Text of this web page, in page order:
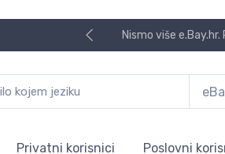
Nismo više
Privatni korisnici Poslovni